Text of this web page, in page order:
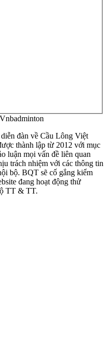
đàn về Cầu Lông Việt
thành lập từ 2012 với mục
luận mọi vấn đề liên quan
trách nhiệm với các thông tin
bộ. BQT sẽ cố gắng kiểm
đang hoạt động thử
TT & TT.